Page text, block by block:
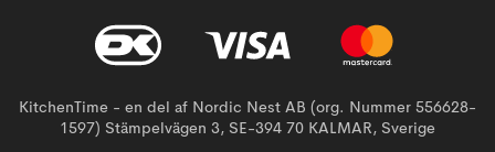
KitchenTime - en del af Nordic Nest AB (org. Nummer 556628-
1597) Stämpelvägen 3, SE-394 70 KALMAR, Sverige